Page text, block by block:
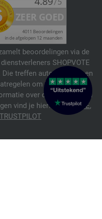
beoordelingen via de
SHOPVOTE
Die treffen automatische en
om beoordelingen
over de echtheid van
vind je hier: SHOPVOTE,
TRUSTPILOT